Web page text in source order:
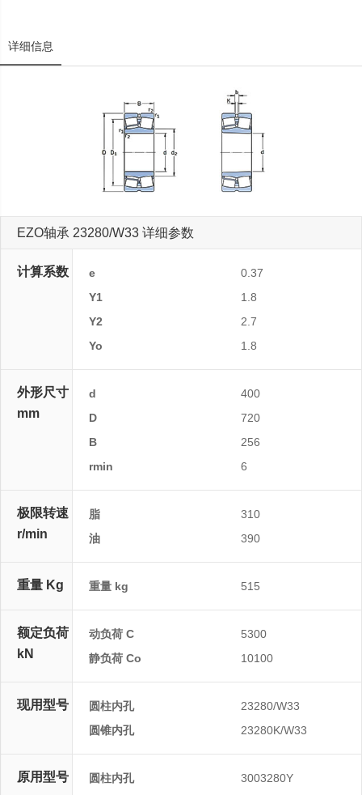
详细信息
EZO轴承 23280/W33 详细参数
计算系数 e
0.37
Y1
1.8
Y2
2.7
Yo
1.8
外形尺寸
mm
d
400
D
720
B
256
rmin
6
极限转速
r/min
脂
310
油
390
重量 Kg 重量 kg 515
额定负荷
kN
动负荷 C
5300
静负荷 Co
10100
现用型号 圆柱内孔
23280/W33
圆锥内孔
23280K/W33
原用型号 圆柱内孔 3003280Y